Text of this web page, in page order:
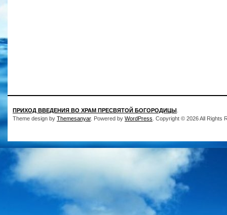
ПРИХОД ВВЕДЕНИЯ ВО ХРАМ ПРЕСВЯТОЙ БОГОРОДИЦЫ
Theme design by Themesanyar. Powered by WordPress . Copyright © 2026 All Rights